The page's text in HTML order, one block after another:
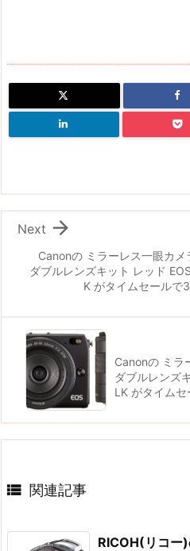
Canonの ミラーレス一眼カメ
ダブルレンズキット レッド
K がタイムセールで

Next
Canonの ミラ
ダブルレンズ
LK がタイムセ
 関連記事
RICOH(リコー